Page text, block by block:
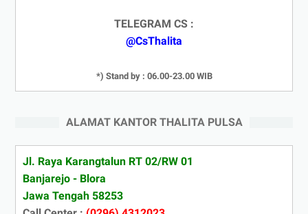
TELEGRAM CS :
@CsThalita
*) Stand by : 06.00-23.00 WIB
ALAMAT KANTOR THALITA PULSA
Jl. Raya Karangtalun RT 02/RW 01
Banjarejo - Blora
Jawa Tengah 58253